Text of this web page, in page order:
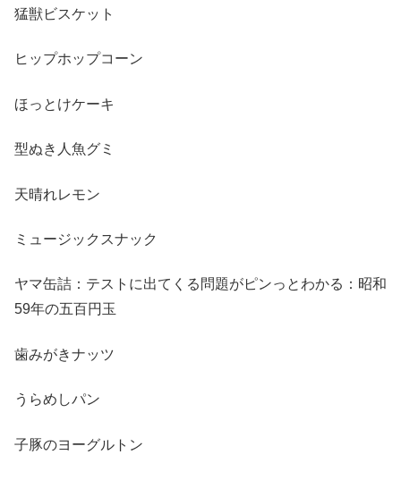
猛獣ビスケット
ヒップホップコーン
ほっとけケーキ
型ぬき人魚グミ
天晴れレモン
ミュージックスナック
ヤマ缶詰：テストに出てくる問題がピンっとわかる：昭和
59年の五百円玉
歯みがきナッツ
うらめしパン
子豚のヨーグルトン